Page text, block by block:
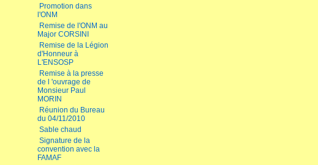
Promotion dans
l'ONM
Remise de l'ONM au
Major CORSINI
Remise de la Légion
d'Honneur à
L'ENSOSP
Remise à la presse
de l 'ouvrage de
Monsieur Paul
MORIN
Réunion du Bureau
du 04/11/2010
Sable chaud
Signature de la
convention avec la
FAMAF